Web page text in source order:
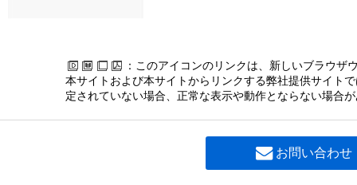
：このアイコンのリンクは、新しいブラウザ
本サイトおよび本サイトからリンクする弊社提供サイト
定されていない場合、正常な表示や動作とならない場合
お問い合わせ